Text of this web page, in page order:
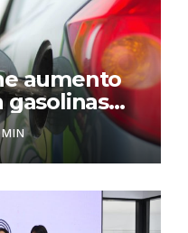
aumento
gasolinas